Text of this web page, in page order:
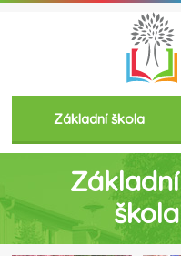
Základní škola
Základní
škola